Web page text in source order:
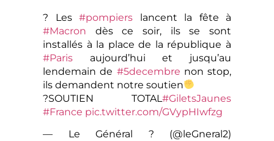
? Les #pompiers lancent la fête à
#Macron dès ce soir, ils se sont
installés à la place de la république à
#Paris aujourd’hui et jusqu’au
lendemain de #5decembre non stop,
ils demandent notre soutien
?SOUTIEN TOTAL #GiletsJaunes
#France pic.twitter.com/GVypHIwfzg
— Le Général ? (@leGneral2)